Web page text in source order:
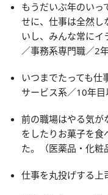
もうだいぶ年のいっ
せに、仕事は全然し
いし、みんな常に
／事務系専門職／2年
いつまでたっても仕
サービス系／10年目
前の職場はやる気が
をしたりお菓子を食
た。（医薬品・化粧
仕事を丸投げする上